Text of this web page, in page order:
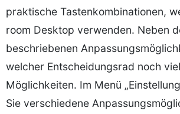
praktische Tastenkombinationen,
room Desktop verwenden. Neben
beschriebenen
welcher Entscheidungsrad noch
Möglichkeiten. Im Menü
Sie verschiedene